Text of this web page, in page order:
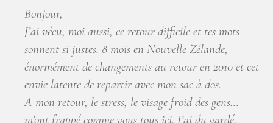
Bonjour,
J’ai vécu, moi aussi, ce retour difficile et tes mots
sonnent si justes. 8 mois en Nouvelle Zélande,
énormément de changements au retour en 2010 et cet
envie latente de repartir avec mon sac à dos.
A mon retour, le stress, le visage froid des gens…
m’ont frappé comme vous tous ici. J’ai du gardé,